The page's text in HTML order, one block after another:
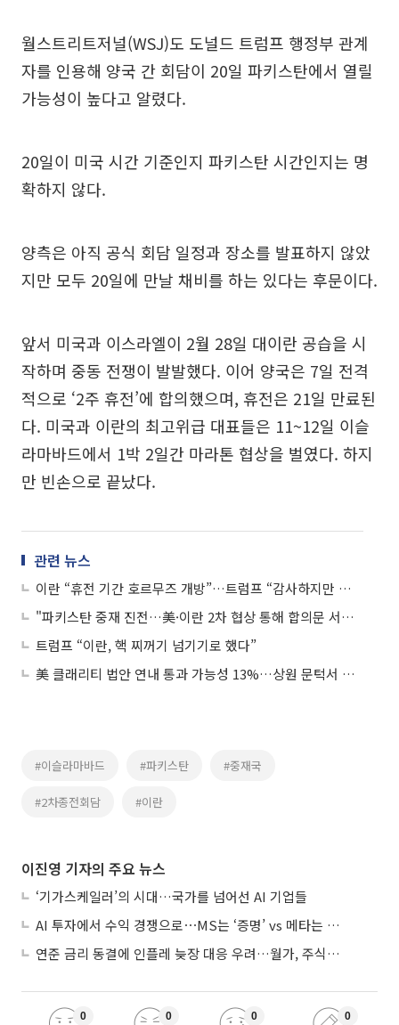
월스트리트저널(WSJ)도 도널드 트럼프 행정부 관계
자를 인용해 양국 간 회담이 20일 파키스탄에서 열릴
가능성이 높다고 알렸다.
20일이 미국 시간 기준인지 파키스탄 시간인지는 명
확하지 않다.
양측은 아직 공식 회담 일정과 장소를 발표하지 않았
지만 모두 20일에 만날 채비를 하는 있다는 후문이다.
앞서 미국과 이스라엘이 2월 28일 대이란 공습을 시
작하며 중동 전쟁이 발발했다. 이어 양국은 7일 전격
적으로 ‘2주 휴전’에 합의했으며, 휴전은 21일 만료된
다. 미국과 이란의 최고위급 대표들은 11~12일 이슬
라마바드에서 1박 2일간 마라톤 협상을 벌였다. 하지
만 빈손으로 끝났다.
관련 뉴스
이란 “휴전 기간 호르무즈 개방”…트럼프 “감사하지만 해군 봉쇄는 유지”
"파키스탄 중재 진전…美·이란 2차 협상 통해 합의문 서명 가능"
트럼프 “이란, 핵 찌꺼기 넘기기로 했다”
美 클래리티 법안 연내 통과 가능성 13%…상원 문턱서 제동
#이슬라마바드 #파키스탄 #중재국
#2차종전회담 #이란
이진영 기자의 주요 뉴스
‘기가스케일러’의 시대…국가를 넘어선 AI 기업들
AI 투자에서 수익 경쟁으로⋯MS는 ‘증명’ vs 메타는 ‘숙제’
연준 금리 동결에 인플레 늦장 대응 우려…월가, 주식도 채권도 던졌다
0 0 0 0